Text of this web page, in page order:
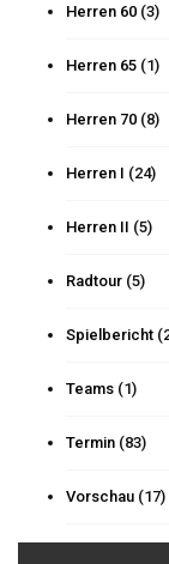
Herren 60 (3)
Herren 65 (1)
Herren 70 (8)
Herren I (24)
Herren II (5)
Radtour (5)
Spielbericht
Teams (1)
Termin (83)
Vorschau (17)